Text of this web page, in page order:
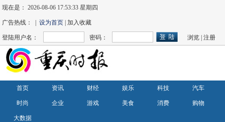
现在是：2026-08-06 17:53:33 星期四
广告热线： |设为首页 | 加入收藏
登陆用户名： 密码： 浏览 |注册
首页 资讯 财经 娱乐 科技 汽车
时尚 企业 游戏 美食 消费 购物
大数据